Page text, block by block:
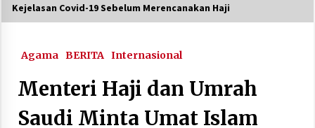
Houthi Menyerang Kamp Militer Pemerintah
KTT Trilateral : Pemimpim Arab Saudi,
Pakistan dan Turki Bertemu di Jeddah
Kejelasan Covid-19 Sebelum Merencanakan Haji
Agama BERITA Internasional
Menteri Haji dan Umrah
Saudi Minta Umat Islam